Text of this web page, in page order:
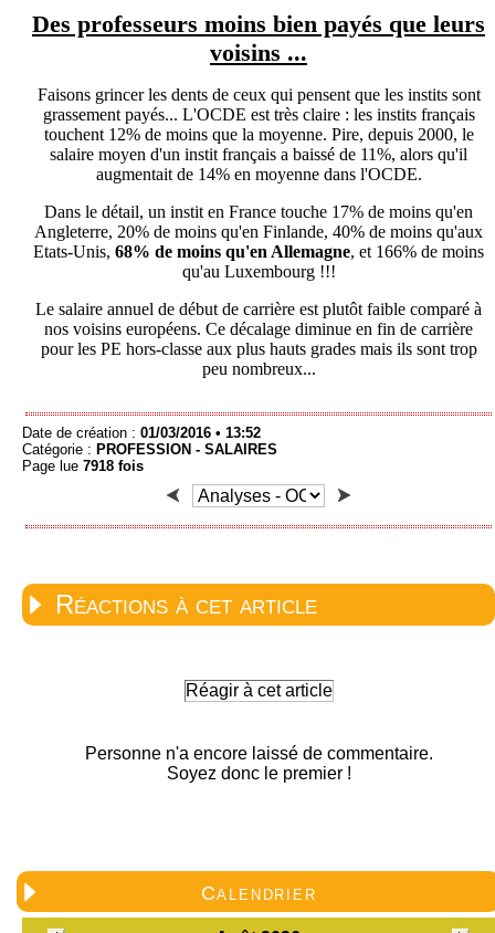
Des professeurs moins bien payés que leurs
voisins ...
Faisons grincer les dents de ceux qui pensent que les instits sont
grassement payés... L'OCDE est très claire : les instits français
touchent 12% de moins que la moyenne. Pire, depuis 2000, le
salaire moyen d'un instit français a baissé de 11%, alors qu'il
augmentait de 14% en moyenne dans l'OCDE.
Dans le détail, un instit en France touche 17% de moins qu'en
Angleterre, 20% de moins qu'en Finlande, 40% de moins qu'aux
Etats-Unis, 68% de moins qu'en Allemagne, et 166% de moins
qu'au Luxembourg !!!
Le salaire annuel de début de carrière est plutôt faible comparé à
nos voisins européens. Ce décalage diminue en fin de carrière
pour les PE hors-classe aux plus hauts grades mais ils sont trop
peu nombreux...
Date de création : 01/03/2016 • 13:52
Catégorie : PROFESSION - SALAIRES
Page lue 7918 fois
Réactions à cet article
Réagir à cet article
Personne n'a encore laissé de commentaire.
Soyez donc le premier !
Calendrier